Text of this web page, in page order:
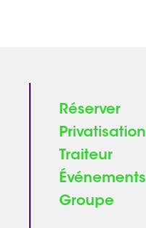
Réserver
Privatisation
Traiteur
Événements
Groupe